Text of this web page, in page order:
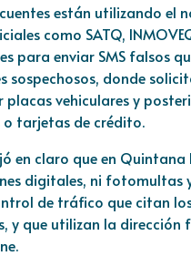
están utilizando el
como SATQ,
para enviar SMS falsos
sospechosos, donde
placas vehiculares y
tarjetas de crédito.
en claro que en Quintana
digitales, ni fotomultas
de tráfico que citan
y que utilizan la dirección